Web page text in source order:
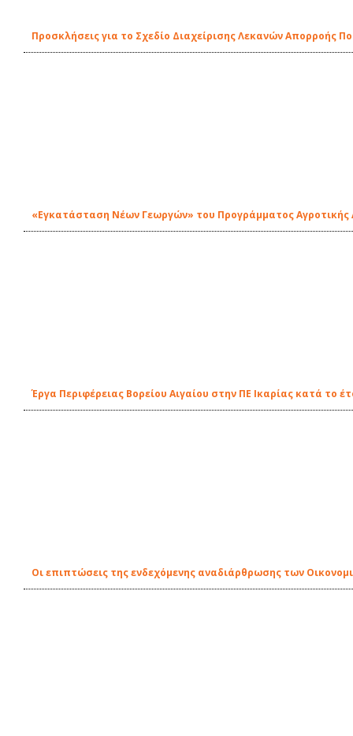
Προσκλήσεις για το Σχεδίο Διαχείρισης Λεκανών Απορροής
«Εγκατάσταση Νέων Γεωργών» του Προγράμματος Αγροτικής
Έργα Περιφέρειας Βορείου Αιγαίου στην ΠΕ Ικαρίας κατά το
Οι επιπτώσεις της ενδεχόμενης αναδιάρθρωσης των